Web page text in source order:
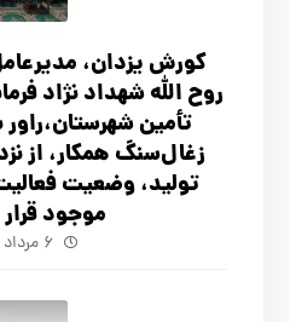
کورش یزدان،
روح الله شهداد نژاد
تأ‌مین
زغال‌سنگ همکار، از
تولید، وضعیت
موجود
۶ مرداد ۱۴۰۵